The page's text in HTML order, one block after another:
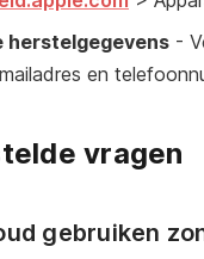
herstelgegevens -
en
vragen
gebruiken